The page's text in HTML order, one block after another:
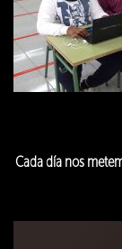
Cada día nos